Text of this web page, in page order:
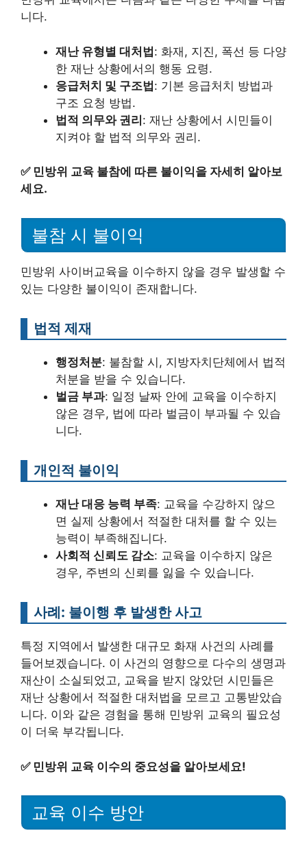
니다.
재난 유형별 대처법: 화재, 지진, 폭선 등 다양
한 재난 상황에서의 행동 요령.
응급처치 및 구조법: 기본 응급처치 방법과
구조 요청 방법.
법적 의무와 권리: 재난 상황에서 시민들이
지켜야 할 법적 의무와 권리.
✅ 민방위 교육 불참에 따른 불이익을 자세히 알아보
세요.
불참 시 불이익
민방위 사이버교육을 이수하지 않을 경우 발생할 수
있는 다양한 불이익이 존재합니다.
법적 제재
행정처분: 불참할 시, 지방자치단체에서 법적
처분을 받을 수 있습니다.
벌금 부과: 일정 날짜 안에 교육을 이수하지
않은 경우, 법에 따라 벌금이 부과될 수 있습
니다.
개인적 불이익
재난 대응 능력 부족: 교육을 수강하지 않으
면 실제 상황에서 적절한 대처를 할 수 있는
능력이 부족해집니다.
사회적 신뢰도 감소: 교육을 이수하지 않은
경우, 주변의 신뢰를 잃을 수 있습니다.
사례: 불이행 후 발생한 사고
특정 지역에서 발생한 대규모 화재 사건의 사례를
들어보겠습니다. 이 사건의 영향으로 다수의 생명과
재산이 소실되었고, 교육을 받지 않았던 시민들은
재난 상황에서 적절한 대처법을 모르고 고통받았습
니다. 이와 같은 경험을 통해 민방위 교육의 필요성
이 더욱 부각됩니다.
✅ 민방위 교육 이수의 중요성을 알아보세요!
교육 이수 방안